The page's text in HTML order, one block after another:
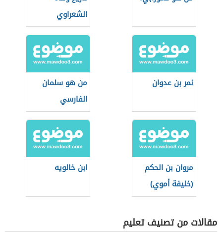
الشعراوي
نمر بن عدوان
من هو سلمان
الفارسي
مروان بن الحكم
(خليفة أموي)
ابن خالويه
مقالات من تصنيف تعليم